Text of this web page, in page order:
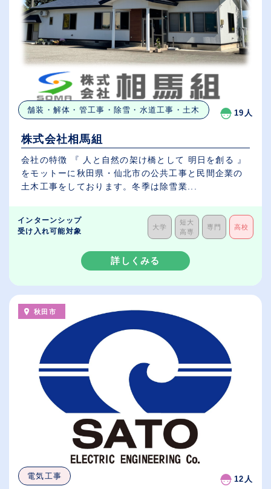
舗装・解体・管工事・除雪・水道工事・土木 19人
株式会社相馬組
会社の特徴 『 人と自然の架け橋として 明日を創る 』
をモットーに秋田県・仙北市の公共工事と民間企業の
土木工事をしております。冬季は除雪業...
インターンシップ
受け入れ可能対象
大学
短大
高専
専門 高校
詳しくみる
秋田市
電気工事 12人